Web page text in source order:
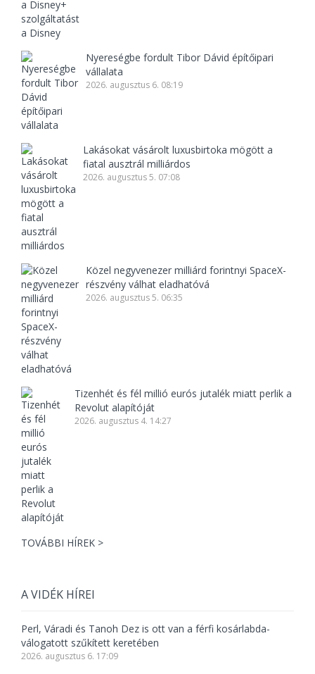
Nyereségbe fordult Tibor Dávid építőipari
vállalata
2026. augusztus 6. 08:19
Lakásokat vásárolt luxusbirtoka mögött a
fiatal ausztrál milliárdos
2026. augusztus 5. 07:08
Közel negyvenezer milliárd forintnyi SpaceX-
részvény válhat eladhatóvá
2026. augusztus 5. 06:35
Tizenhét és fél millió eurós jutalék miatt perlik a
Revolut alapítóját
2026. augusztus 4. 14:27
TOVÁBBI HÍREK >
A VIDÉK HÍREI
Perl, Váradi és Tanoh Dez is ott van a férfi kosárlabda-
válogatott szűkített keretében
2026. augusztus 6. 17:09